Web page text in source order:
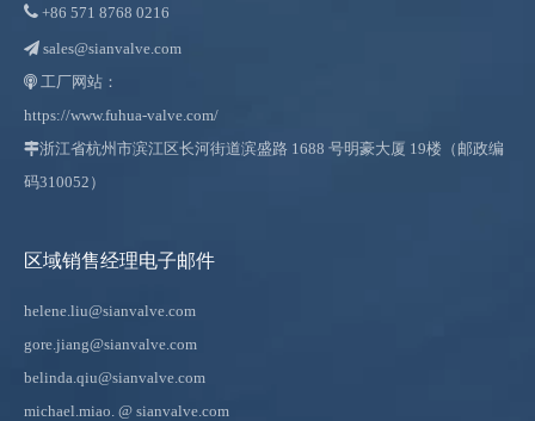
 +86 571 8768 0216
 sales@sianvalve.com
 工厂网站：
https://www.fuhua-valve.com/
浙江省杭州市滨江区长河街道滨盛路 1688 号明豪大厦 19楼（邮政编
码310052）
区域销售经理电子邮件
helene.liu@sianvalve.com
gore.jiang@sianvalve.com
belinda.qiu@sianvalve.com
michael.miao. @ sianvalve.com